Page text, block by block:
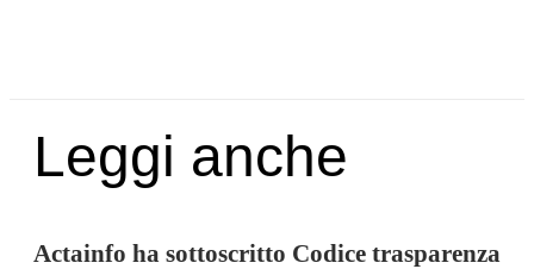
Leggi anche
Actainfo ha sottoscritto Codice trasparenza